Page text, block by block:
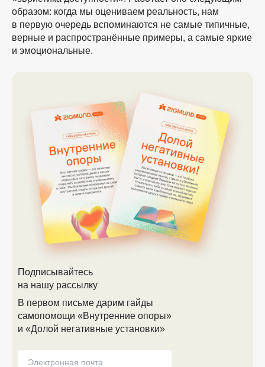
образом: когда мы оцениваем реальность, нам
в первую очередь вспоминаются не самые типичные,
верные и распространённые примеры, а самые яркие
и эмоциональные.
Подписывайтесь
на нашу рассылку
В первом письме дарим гайды
самопомощи «Внутренние опоры»
и «Долой негативные установки»